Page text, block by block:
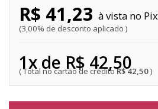
R$ 42,50
1x de R$ 42,50
R$ 41,23
3,00% de desconto aplicado
Pix